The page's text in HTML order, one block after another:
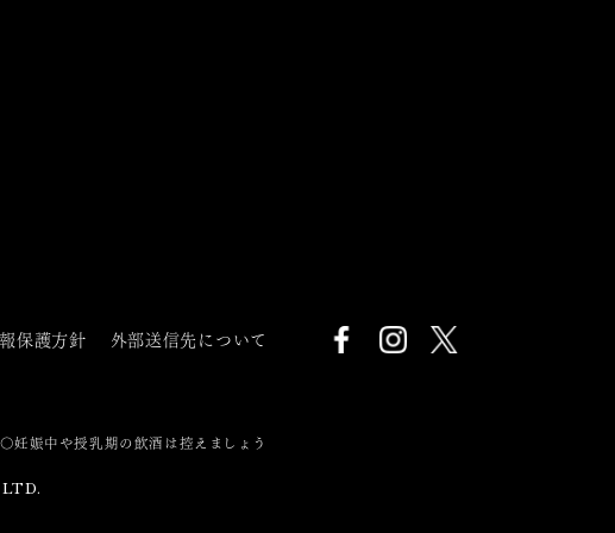
保護方針 外部送信先について
〇妊娠中や授乳期の飲酒は控えましょう